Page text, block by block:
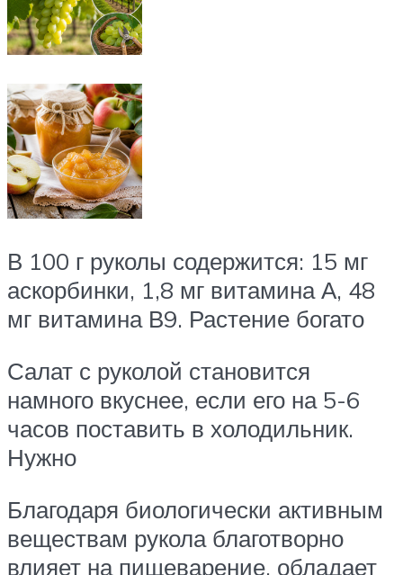
В 100 г руколы содержится: 15 мг
аскорбинки, 1,8 мг витамина А, 48
мг витамина В9. Растение богато
Салат с руколой становится
намного вкуснее, если его на 5-6
часов поставить в холодильник.
Нужно
Благодаря биологически активным
веществам рукола благотворно
влияет на пищеварение, обладает